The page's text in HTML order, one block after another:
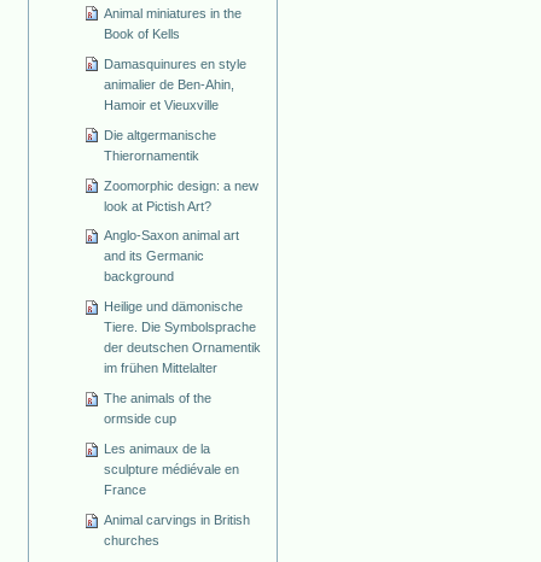
Animal miniatures in the
Book of Kells
Damasquinures en style
animalier de Ben-Ahin,
Hamoir et Vieuxville
Die altgermanische
Thierornamentik
Zoomorphic design: a new
look at Pictish Art?
Anglo-Saxon animal art
and its Germanic
background
Heilige und dämonische
Tiere. Die Symbolsprache
der deutschen Ornamentik
im frühen Mittelalter
The animals of the
ormside cup
Les animaux de la
sculpture médiévale en
France
Animal carvings in British
churches